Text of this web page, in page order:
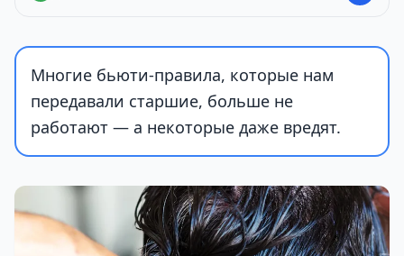
Многие бьюти-правила, которые нам
передавали старшие, больше не
работают — а некоторые даже вредят.